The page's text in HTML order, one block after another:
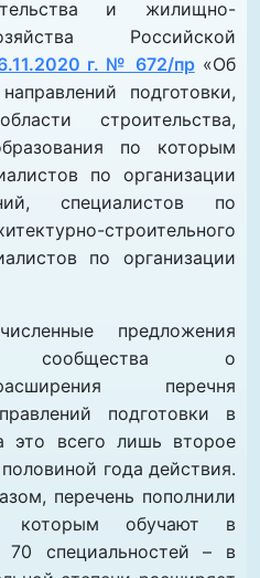
и жилищно-
Российской
г. № 672/пр«Об
подготовки,
строительства,
по которым
по организации
специалистов по
строительного
по организации
предложения
сообщества о
перечня
подготовки в
это всего лишь второе
года действия.
перечень пополнили
которым обучают в
70 специальностей – в